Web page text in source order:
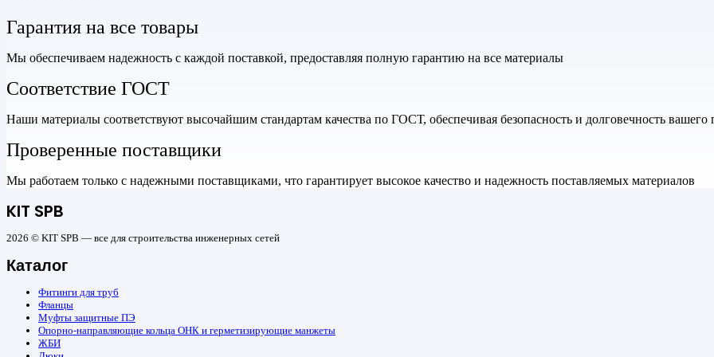
Гарантия на все товары
Мы обеспечиваем надежность с каждой поставкой, предоставляя полную гарантию на все материалы
Соответствие ГОСТ
Наши материалы соответствуют высочайшим стандартам качества по ГОСТ, обеспечивая безопасность и долговечность вашего
Проверенные поставщики
Мы работаем только с надежными поставщиками, что гарантирует высокое качество и надежность поставляемых материалов
KIT SPB
2026 © KIT SPB — все для строительства инженерных сетей
Каталог
Фитинги для труб
Фланцы
Муфты защитные ПЭ
Опорно-направляющие кольца ОНК и герметизирующие манжеты
ЖБИ